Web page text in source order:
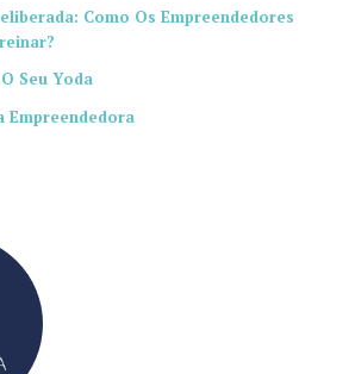
Como Os Empreendedores
Seu Yoda
Empreendedora